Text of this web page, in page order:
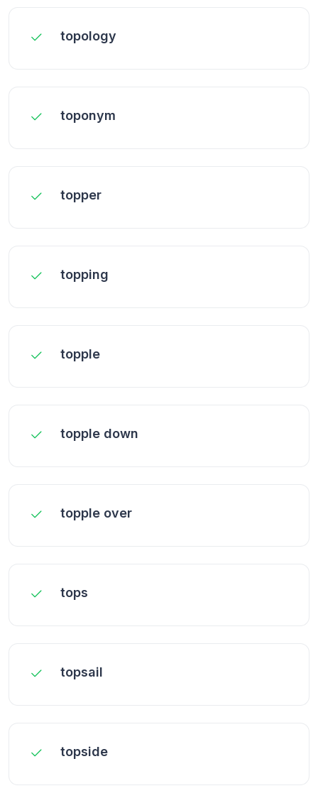
topology
toponym
topper
topping
topple
topple down
topple over
tops
topsail
topside